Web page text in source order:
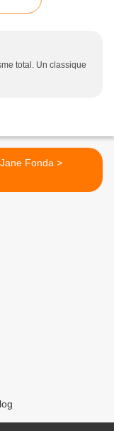
total. Un classique
Jane Fonda >